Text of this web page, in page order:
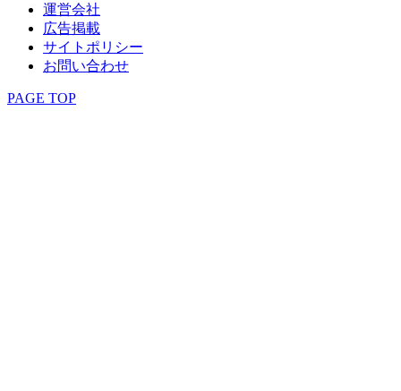
運営会社
広告掲載
サイトポリシー
お問い合わせ
PAGE TOP